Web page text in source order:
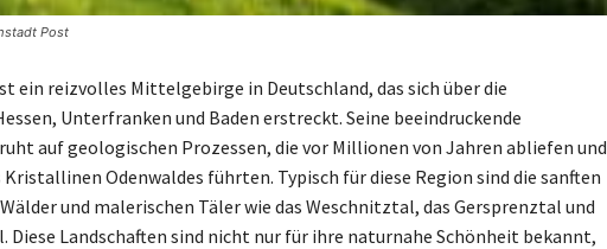
Post
ein reizvolles Mittelgebirge in Deutschland, das sich über die
Unterfranken und Baden erstreckt. Seine beeindruckende
auf geologischen Prozessen, die vor Millionen von Jahren abliefen und
Kristallinen Odenwaldes führten. Typisch für diese Region sind die sanften
und malerischen Täler wie das Weschnitztal, das Gersprenztal und
Diese Landschaften sind nicht nur für ihre naturnahe Schönheit bekannt,